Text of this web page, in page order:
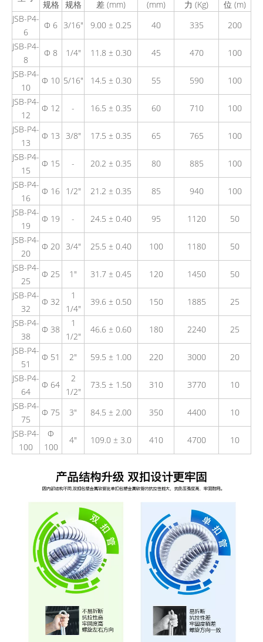
规格 规格 差 (mm) (mm) 力 (Kg)
位 (m)
JSB-P4-
6
Φ 6 3/16" 9.00 ± 0.25 40 335
200
JSB-P4-
8
Φ 8 1/4" 11.8 ± 0.30 45 470
100
JSB-P4-
10
Φ 10 5/16" 14.5 ± 0.30 55 590
100
JSB-P4-
12
Φ 12 - 16.5 ± 0.35 60 710
100
JSB-P4-
13
Φ 13 3/8" 17.5 ± 0.35 65 765
100
JSB-P4-
15
Φ 15 - 20.2 ± 0.35 80 885
100
JSB-P4-
16
Φ 16 1/2" 21.2 ± 0.35 85 940
100
JSB-P4-
19
Φ 19 - 24.5 ± 0.40 95 1120
50
JSB-P4-
20
Φ 20 3/4" 25.5 ± 0.40 100 1180
50
JSB-P4-
25
Φ 25 1" 31.7 ± 0.45 120 1450
50
JSB-P4-
32
Φ 32
1
1/4"
39.6 ± 0.50 150 1885
25
JSB-P4-
38
Φ 38
1
1/2"
46.6 ± 0.60 180 2240
25
JSB-P4-
51
Φ 51 2" 59.5 ± 1.00 220 3000
20
JSB-P4-
64
Φ 64
2
1/2"
73.5 ± 1.50 310 3770
10
JSB-P4-
75
Φ 75 3" 84.5 ± 2.00 350 4400
10
JSB-P4-
100
Φ
100
4" 109.0 ± 3.0 410 4700 10